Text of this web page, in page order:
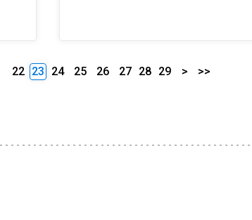
22 23 24 25 26 27 28 29 > >>